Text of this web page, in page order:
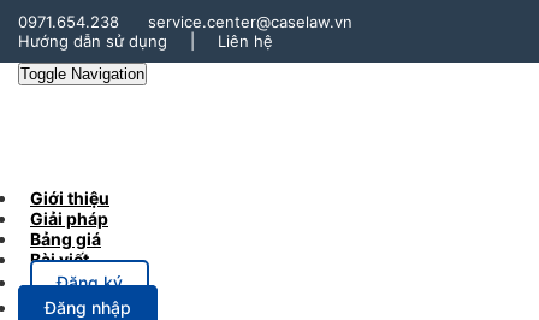
0971.654.238
service.center@caselaw.vn
Hướng dẫn sử dụng
Liên hệ
Toggle Navigation
Giới thiệu
Giải pháp
Bảng giá
Bài viết
Đăng ký
Đăng nhập